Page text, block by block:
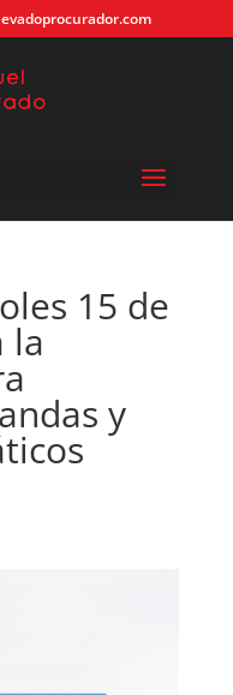
15 de
la
y